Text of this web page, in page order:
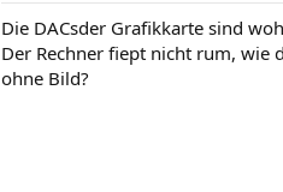
Die DACsder Grafikkarte sind
Der Rechner fiept nicht rum, wie
ohne Bild?